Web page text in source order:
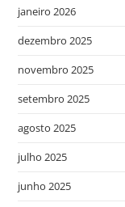
janeiro 2026
dezembro 2025
novembro 2025
setembro 2025
agosto 2025
julho 2025
junho 2025